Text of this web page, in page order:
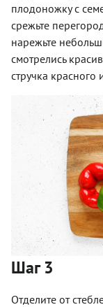
плодоножку с
срежьте
нарежьте
смотрелись
стручка красного
Шаг 3
Отделите от